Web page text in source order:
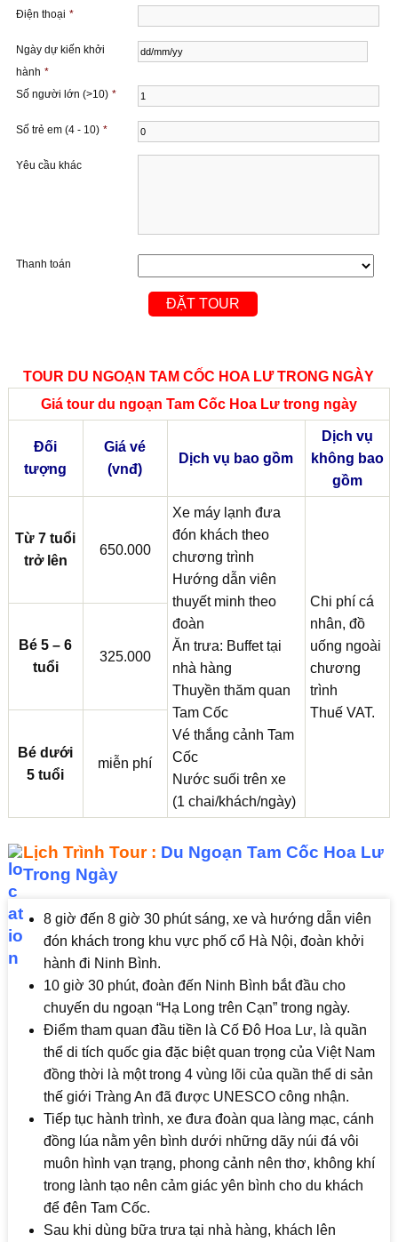
Điện thoại *
Ngày dự kiến ​​khởi
hành *
Số người lớn (>10) *
Số trẻ em (4 - 10) *
Yêu cầu khác
Thanh toán
TOUR DU NGOẠN TAM CỐC HOA LƯ TRONG NGÀY
Giá tour du ngoạn Tam Cốc Hoa Lư trong ngày
Đối
tượng
Giá vé
(vnđ)
Dịch vụ bao gồm
Dịch vụ
không bao
gồm
Từ 7 tuổi
trở lên
650.000
Xe máy lạnh đưa
đón khách theo
chương trình
Hướng dẫn viên
thuyết minh theo
đoàn
Ăn trưa: Buffet tại
nhà hàng
Thuyền thăm quan
Tam Cốc
Vé thắng cảnh Tam
Cốc
Nước suối trên xe
(1 chai/khách/ngày)
Chi phí cá
nhân, đồ
uống ngoài
chương
trình
Thuế VAT.
Bé 5 – 6
tuổi
325.000
Bé dưới
5 tuổi
miễn phí
Lịch Trình Tour : Du Ngoạn Tam Cốc Hoa Lư
Trong Ngày
8 giờ đến 8 giờ 30 phút sáng, xe và hướng dẫn viên
đón khách trong khu vực phố cổ Hà Nội, đoàn khởi
hành đi Ninh Bình.
10 giờ 30 phút, đoàn đến Ninh Bình bắt đầu cho
chuyến du ngoạn “Hạ Long trên Cạn” trong ngày.
Điểm tham quan đầu tiền là Cố Đô Hoa Lư, là quần
thể di tích quốc gia đặc biệt quan trọng của Việt Nam
đồng thời là một trong 4 vùng lõi của quần thể di sản
thế giới Tràng An đã được UNESCO công nhận.
Tiếp tục hành trình, xe đưa đoàn qua làng mạc, cánh
đồng lúa nằm yên bình dưới những dãy núi đá vôi
muôn hình vạn trạng, phong cảnh nên thơ, không khí
trong lành tạo nên cảm giác yên bình cho du khách
để đên Tam Cốc.
Sau khi dùng bữa trưa tại nhà hàng, khách lên